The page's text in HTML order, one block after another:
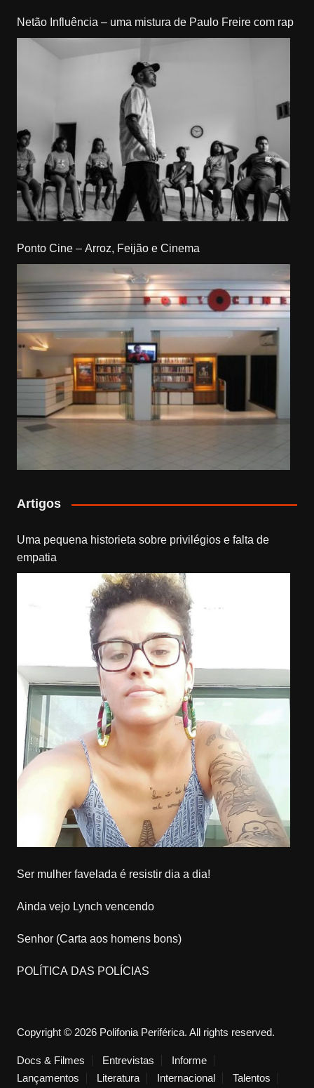
Netão Influência – uma mistura de Paulo Freire com rap
Ponto Cine – Arroz, Feijão e Cinema
Artigos
Uma pequena historieta sobre privilégios e falta de
empatia
Ser mulher favelada é resistir dia a dia!
Ainda vejo Lynch vencendo
Senhor (Carta aos homens bons)
POLÍTICA DAS POLÍCIAS
Copyright © 2026 Polifonia Periférica. All rights reserved.
Docs & Filmes Entrevistas
Informe
Lançamentos
Literatura Internacional Talentos